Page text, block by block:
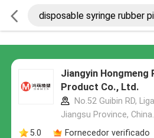
Jiangyin Hongmeng
Product Co., Ltd.
No.52 Guibin RD,
Jiangsu Province,
5.0
Fornecedor verificado